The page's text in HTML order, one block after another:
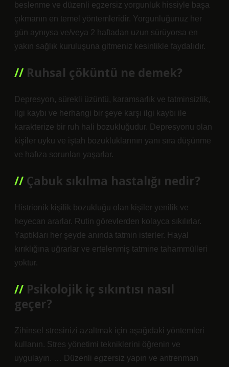
beslenme ve düzenli egzersiz yorgunluk hissiyle başa
çıkmanın en temel yöntemleridir. Yorgunluğunuz her
gün aynıysa ve/veya 2 haftadan uzun sürüyorsa en
yakın sağlık kuruluşuna gitmeniz kesinlikle faydalıdır.
Ruhsal çöküntü ne demek?
Depresyon, sürekli üzüntü, karamsarlık ve tatminsizlik,
ilgi kaybı ve herhangi bir şeye karşı ilgi kaybı ile
karakterize bir ruh hali bozukluğudur. Depresyonu olan
kişiler uyku ve iştah bozukluklarının yanı sıra düşünme
ve hafıza sorunları yaşarlar.
Çabuk sıkılma hastalığı nedir?
Histrionik kişilik bozukluğu olan kişiler yenilik ve
heyecan ararlar. Rutin görevlerden kolayca sıkılırlar.
Yaptıkları her şeyde anında tatmin isterler. Hayal
kırıklığına uğrarlar ve ertelenmiş tatmine tahammülleri
yoktur.
Psikolojik iç sıkıntısı nasıl
geçer?
Zihinsel stresinizi azaltmak için aşağıdaki yöntemleri
kullanın. Stres yönetimi tekniklerini öğrenin ve
uygulayın. … Düzenli egzersiz yapın ve antrenman